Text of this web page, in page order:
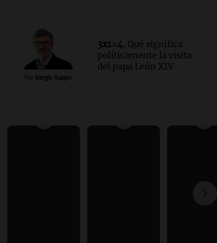
Por Sergio Suppo
3x1=4. Qué significa
políticamente la visita
del papa León XIV